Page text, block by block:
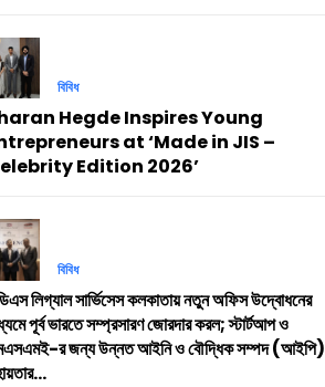
বিবিধ
Hegde Inspires Young
at ‘Made in JIS –
Edition 2026’
বিবিধ
লিগ্যাল সার্ভিসেস কলকাতায় নতুন অফিস উদ্বোধনের
পূর্ব ভারতে সম্প্রসারণ জোরদার করল; স্টার্টআপ ও
র জন্য উন্নত আইনি ও বৌদ্ধিক সম্পদ (আইপি)